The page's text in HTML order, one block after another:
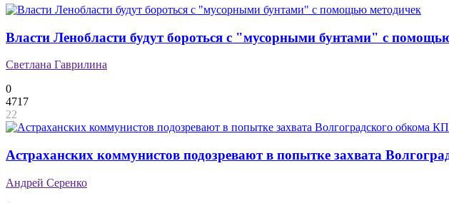
Власти Ленобласти будут бороться с "мусорными бунтами" с
Светлана Гаврилина
0
4717
22
Астраханских коммунистов подозревают в попытке захвата
Андрей Серенко